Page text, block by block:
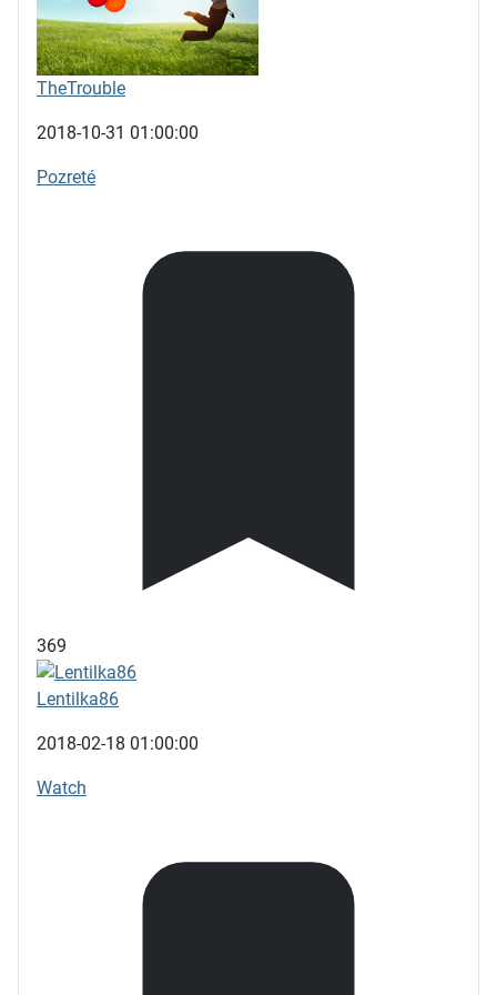
TheTrouble
2018-10-31 01:00:00
Pozreté
369
Lentilka86
2018-02-18 01:00:00
Watch